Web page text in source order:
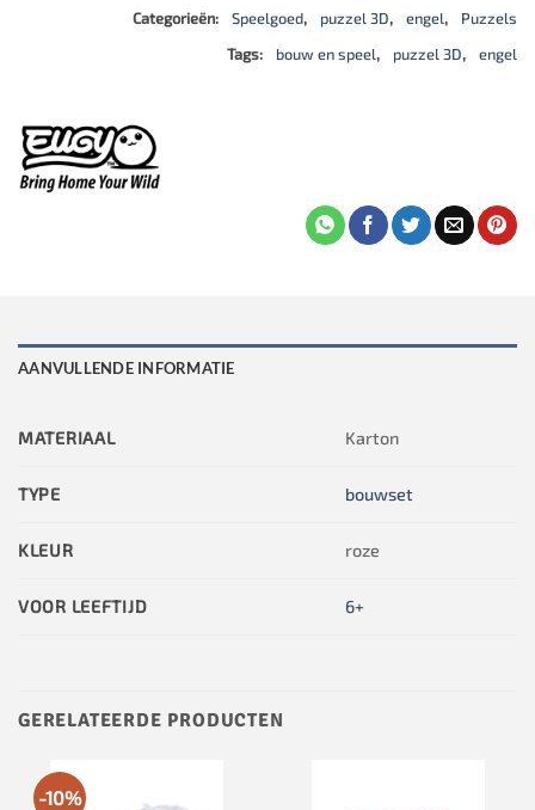
Categorieën:
Speelgoed, puzzel 3D, engel,
Puzzels
Tags:
bouw en speel, puzzel 3D, engel
AANVULLENDE INFORMATIE
MATERIAAL Karton
TYPE bouwset
KLEUR roze
VOOR LEEFTIJD 6+
GERELATEERDE PRODUCTEN
-10%